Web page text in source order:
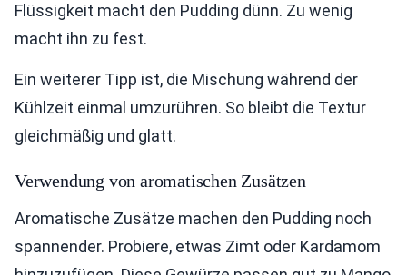
Flüssigkeit macht den Pudding dünn. Zu wenig
macht ihn zu fest.
Ein weiterer Tipp ist, die Mischung während der
Kühlzeit einmal umzurühren. So bleibt die Textur
gleichmäßig und glatt.
Verwendung von aromatischen Zusätzen
Aromatische Zusätze machen den Pudding noch
spannender. Probiere, etwas Zimt oder Kardamom